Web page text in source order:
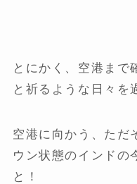
とにかく、空港まで
と祈るような日々を
空港に向かう、ただ
ウン状態のインドの
と！